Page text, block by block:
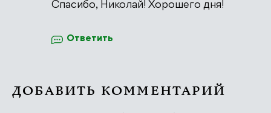
Спасибо, Николай! Хорошего дня!
Ответить
ДОБАВИТЬ КОММЕНТАРИЙ